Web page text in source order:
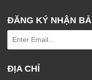
ĐĂNG KÝ NHẬN
ĐỊA CHỈ